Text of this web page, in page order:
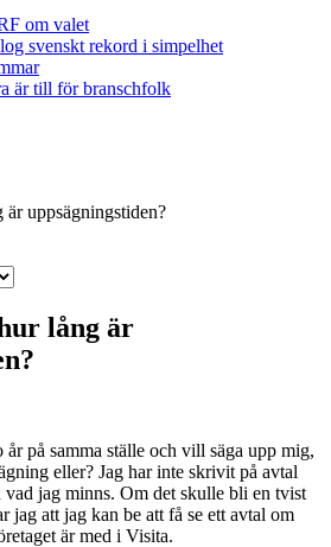
om valet
svenskt rekord i simpelhet
är till för branschfolk
lång är
på samma ställe och vill säga upp mig,
eller? Jag har inte skrivit på avtal
vad jag minns. Om det skulle bli en tvist
jag att jag kan be att få se ett avtal om
är med i Visita.